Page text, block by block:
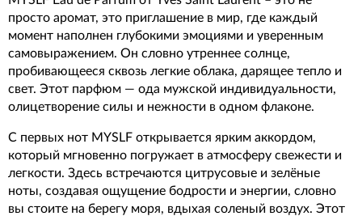
просто аромат, это приглашение в мир, где каждый
момент наполнен глубокими эмоциями и уверенным
самовыражением. Он словно утреннее солнце,
пробивающееся сквозь легкие облака, дарящее тепло и
свет. Этот парфюм — ода мужской индивидуальности,
олицетворение силы и нежности в одном флаконе.
С первых нот MYSLF открывается ярким аккордом,
который мгновенно погружает в атмосферу свежести и
легкости. Здесь встречаются цитрусовые и зелёные
ноты, создавая ощущение бодрости и энергии, словно
вы стоите на берегу моря, вдыхая соленый воздух. Этот